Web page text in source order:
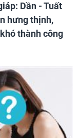
Dần - Tuất
hưng thịnh,
thành công